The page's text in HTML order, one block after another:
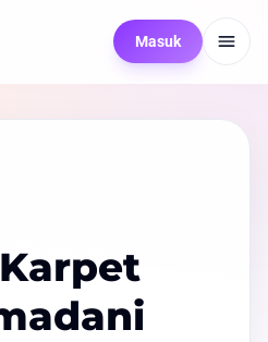
Masuk